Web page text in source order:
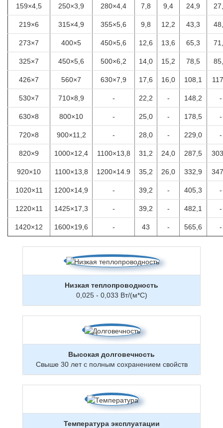
159×4,5 250×3,9 280×4,4 7,8 9,4 24,9
219×6 315×4,9 355×5,6 9,8 12,2 43,3
273×7 400×5 450×5,6 12,6 13,6 65,3
325×7 450×5,6 500×6,2 14,0 15,2 78,5
426×7 560×7 630×7,9 17,6 16,0 108,1
530×7 710×8,9 - 22,2 - 148,2 -
630×8 800×10 - 25,0 - 178,5 -
720×8 900×11,2 - 28,0 - 229,0 -
820×9 1000×12,4 1100×13,8 31,2 24,0 287,5
920×10 1100×13,8 1200×14.9 35,2 26,0 332,9
1020×11 1200×14,9 - 39,2 - 405,3 -
1220×11 1425×17,3 - 39,2 - 482,1 -
1420×12 1600×19,6 - 43 - 565,6 -
Низкая теплопроводность
0,025 - 0,033 Вт/(м*С)
Высокая долговечность
Свыше 30 лет с полным сохранением свойств
Температура эксплуатации